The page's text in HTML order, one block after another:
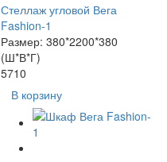
Стеллаж угловой Вега
Fashion-1
Размер: 380*2200*380
(Ш*В*Г)
5710
В корзину